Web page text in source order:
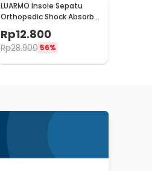
LUARMO Insole Sepatu
Orthopedic Shock Absorb
Cushioned EVA Foam M - L3
Rp12.800
Rp28.900 56%